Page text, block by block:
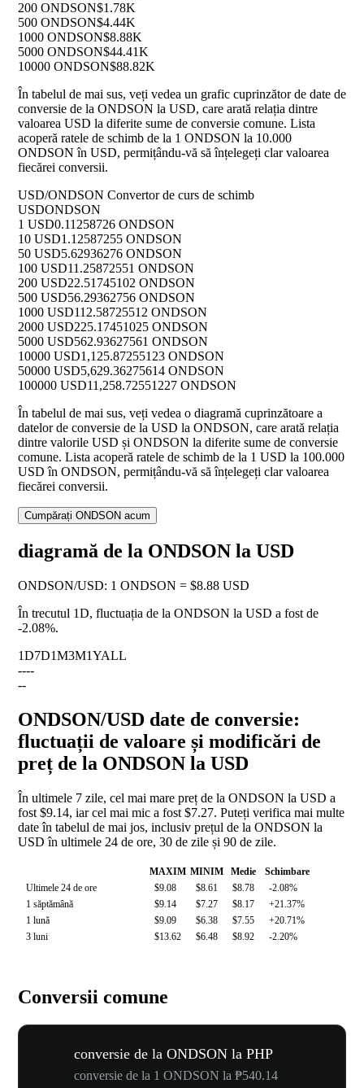
200 ONDSON$1.78K
500 ONDSON$4.44K
1000 ONDSON$8.88K
5000 ONDSON$44.41K
10000 ONDSON$88.82K
În tabelul de mai sus, veți vedea un grafic cuprinzător de date de
conversie de la ONDSON la USD, care arată relația dintre
valoarea USD la diferite sume de conversie comune. Lista
acoperă ratele de schimb de la 1 ONDSON la 10.000
ONDSON în USD, permițându-vă să înțelegeți clar valoarea
fiecărei conversii.
USD/ONDSON Convertor de curs de schimb
USDONDSON
1 USD0.11258726 ONDSON
10 USD1.12587255 ONDSON
50 USD5.62936276 ONDSON
100 USD11.25872551 ONDSON
200 USD22.51745102 ONDSON
500 USD56.29362756 ONDSON
1000 USD112.58725512 ONDSON
2000 USD225.17451025 ONDSON
5000 USD562.93627561 ONDSON
10000 USD1,125.87255123 ONDSON
50000 USD5,629.36275614 ONDSON
100000 USD11,258.72551227 ONDSON
În tabelul de mai sus, veți vedea o diagramă cuprinzătoare a
datelor de conversie de la USD la ONDSON, care arată relația
dintre valorile USD și ONDSON la diferite sume de conversie
comune. Lista acoperă ratele de schimb de la 1 USD la 100.000
USD în ONDSON, permițându-vă să înțelegeți clar valoarea
fiecărei conversii.
Cumpărați ONDSON acum
diagramă de la ONDSON la USD
ONDSON/USD: 1 ONDSON = $8.88 USD
În trecutul 1D, fluctuația de la ONDSON la USD a fost de
-2.08%.
1D7D1M3M1YALL
----
--
ONDSON/USD date de conversie:
fluctuații de valoare și modificări de
preț de la ONDSON la USD
În ultimele 7 zile, cel mai mare preț de la ONDSON la USD a
fost $9.14, iar cel mai mic a fost $7.27. Puteți verifica mai multe
date în tabelul de mai jos, inclusiv prețul de la ONDSON la
USD în ultimele 24 de ore, 30 de zile și 90 de zile.
MAXIM MINIM Medie
Schimbare
Ultimele 24 de ore
$9.08 $8.61 $8.78
-2.08%
1 săptămână
$9.14 $7.27 $8.17
+21.37%
1 lună
$9.09 $6.38 $7.55
+20.71%
3 luni
$13.62 $6.48 $8.92 -2.20%
Conversii comune
conversie de la ONDSON la PHP
conversie de la 1 ONDSON la ₱540.14